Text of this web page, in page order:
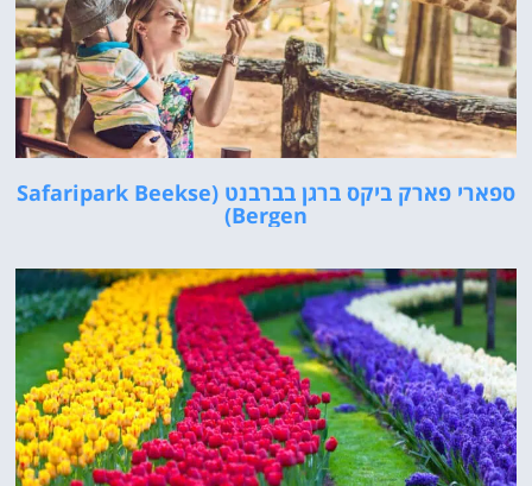
ספארי פארק ביקס ברגן בברבנט (Safaripark Beekse
Bergen)